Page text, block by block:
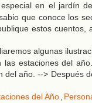
en el jardín
que conoce los
estos cuentos,
algunas
estaciones del
año. --> Después
del Año,